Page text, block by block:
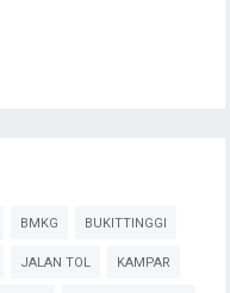
BMKG BUKITTINGGI
JALAN TOL KAMPAR